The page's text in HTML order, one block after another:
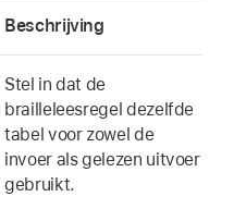
Beschrijving
Stel in dat de
brailleleesregel dezelfde
tabel voor zowel de
invoer als gelezen uitvoer
gebruikt.